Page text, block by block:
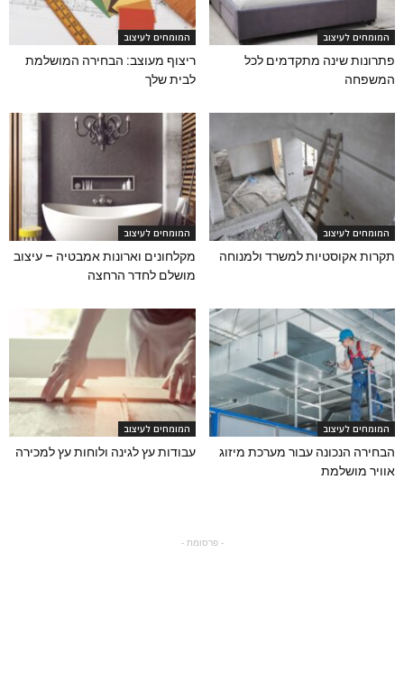
המומחים לעיצוב
פתרונות שינה מתקדמים לכל
המשפחה
המומחים לעיצוב
ריצוף מעוצב: הבחירה המושלמת
לבית שלך
המומחים לעיצוב
תקרות אקוסטיות למשרד ולמנוחה
המומחים לעיצוב
מקלחונים וארונות אמבטיה – עיצוב
מושלם לחדר הרחצה
המומחים לעיצוב
הבחירה הנכונה עבור מערכת מיזוג
אוויר מושלמת
המומחים לעיצוב
עבודות עץ לגינה ולוחות עץ למכירה
- פרסומת -